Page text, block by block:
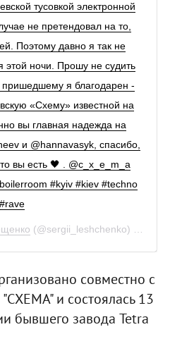
тусовкой электронной
не претендовал на то,
Поэтому давно я так не
этой ночи. Прошу не судить
пришедшему я благодарен -
«Схему» известной на
вы главная надежда на
и @hannavasyk, спасибо,
вы есть 🖤 . @c_x_e_m_a
#kyiv #kiev #techno
#rave
(@sergii_leshchenko) on
совместно с
и состоялась 13
бывшего завода Tetra